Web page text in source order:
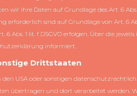
Ihre Daten auf Grundlage des Art. 6 Abs.
sind auf Grundlage von Art. 6
Abs. 1 lit. f DSGVO erfolgen. Über die
informiert.
Drittstaaten
USA oder sonstigen
übertragen und dort verarbeitet werden.